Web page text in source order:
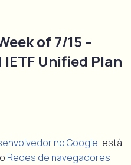
of 7/15 –
IETF Unified Plan
no Google, está
Redes de navegadores